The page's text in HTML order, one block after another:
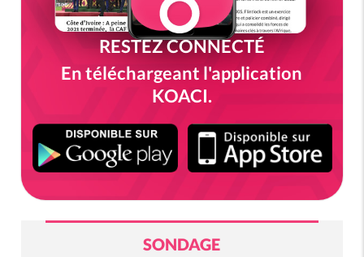
RESTEZ CONNECTÉ
En téléchargeant l'application
KOACI.
SONDAGE